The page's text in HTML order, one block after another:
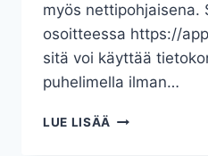
myös nettipohjaisena.
osoitteessa https://
sitä voi käyttää
puhelimella ilman…
LUE LISÄÄ